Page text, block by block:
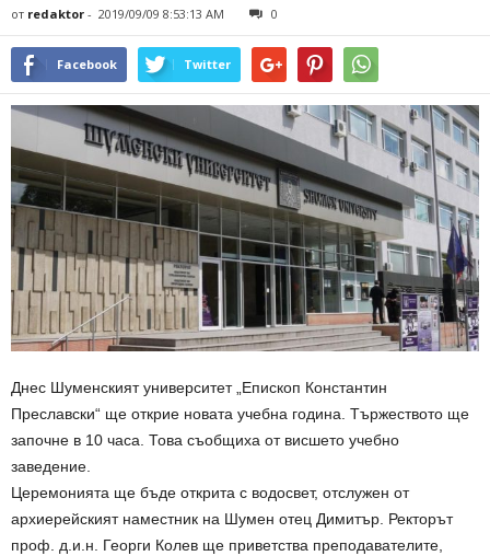
от redaktor - 2019/09/09 8:53:13 AM 0
Facebook Twitter
Днес Шуменският университет „Епископ Константин
Преславски“ ще открие новата учебна година. Тържеството ще
започне в 10 часа. Това съобщиха от висшето учебно
заведение.
Церемонията ще бъде открита с водосвет, отслужен от
архиерейският наместник на Шумен отец Димитър. Ректорът
проф. д.и.н. Георги Колев ще приветства преподавателите,